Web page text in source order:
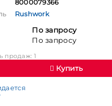
8000079366
Rushwork
По запросу
По запросу
продаж: 1
Купить